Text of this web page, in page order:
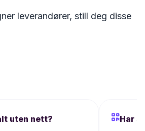
leverandører, still deg disse
uten nett? Har